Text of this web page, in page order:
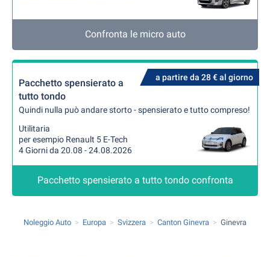
Confronta le micro auto
a partire da 28 € al giorno
Pacchetto spensierato a
tutto tondo
Quindi nulla può andare storto - spensierato e tutto compreso!
Utilitaria
per esempio Renault 5 E-Tech
4 Giorni da 20.08 - 24.08.2026
Pacchetto spensierato a tutto tondo confronta
Noleggio Auto Europa Svizzera Canton Ginevra Ginevra